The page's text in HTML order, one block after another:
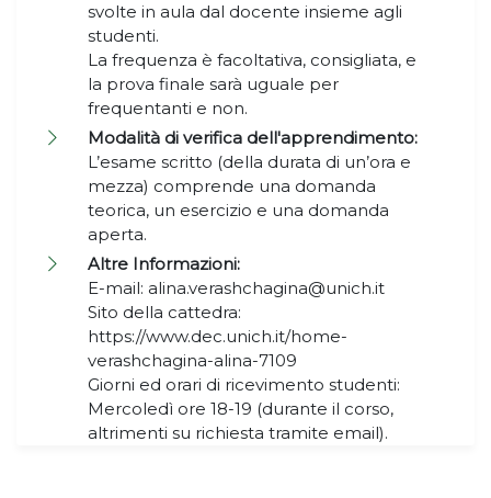
svolte in aula dal docente insieme agli
studenti.
La frequenza è facoltativa, consigliata, e
la prova finale sarà uguale per
frequentanti e non.
Modalità di verifica dell'apprendimento:
L’esame scritto (della durata di un’ora e
mezza) comprende una domanda
teorica, un esercizio e una domanda
aperta.
Altre Informazioni:
E-mail: alina.verashchagina@unich.it
Sito della cattedra:
https://www.dec.unich.it/home-
verashchagina-alina-7109
Giorni ed orari di ricevimento studenti:
Mercoledì ore 18-19 (durante il corso,
altrimenti su richiesta tramite email).